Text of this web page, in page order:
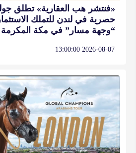
«فنتشر هب العقارية» تطلق
حصرية في لندن للتملك
“وجهة مسار” في مكة المكرمة
2026-08-07 13:00:00